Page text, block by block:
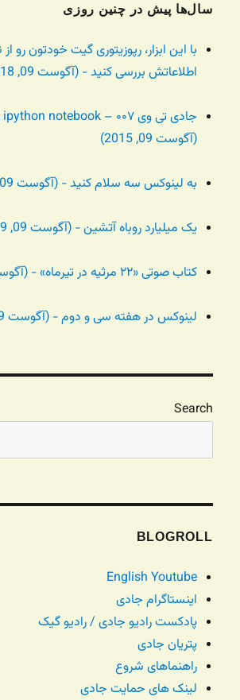
سال‌ها پیش در چنین روزی
با این ابزار، رپوزیتوری گیت خودتون رو
اطلاعاتش بررسی کنید - (آگوست 09, 2018)
(آگوست 09, 2015)
به لینوکس سه سلام کنید - (آگوست 09, 2011)
یک میلیارد روباه آتشین - (آگوست 09, 2009)
کتاب صوتی «۲۲ مرثیه در تیرماه» - (آگوست 09, 2009)
لینوکس در هفته سی و دوم - (آگوست 09, 2009)
Search
BLOGROLL
English Youtube
اینستاگرام جادی
پادکست رادیو جادی / رادیو گیک
پتریان جادی
راهنماهای شروع
لینک های حمایت جادی